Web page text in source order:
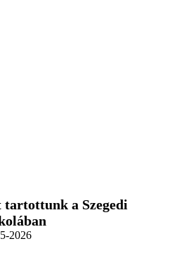
a Szegedi
2026